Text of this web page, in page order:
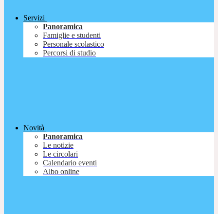
Servizi
Panoramica
Famiglie e studenti
Personale scolastico
Percorsi di studio
Novità
Panoramica
Le notizie
Le circolari
Calendario eventi
Albo online